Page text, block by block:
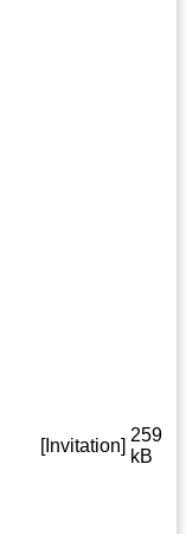
[Invitation]
259
kB